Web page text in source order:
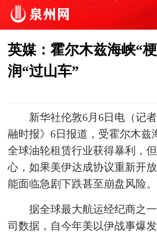
英媒：霍尔木兹海峡“
润“过山车”
新华社伦敦6月6日电（记
融时报》6日报道，受霍尔木兹
全球油轮租赁行业获得暴利，
心，如果美伊达成协议重新开
能面临急剧下跌甚至崩盘风险
据全球最大航运经纪商之
司数据，自今年美以伊战事爆